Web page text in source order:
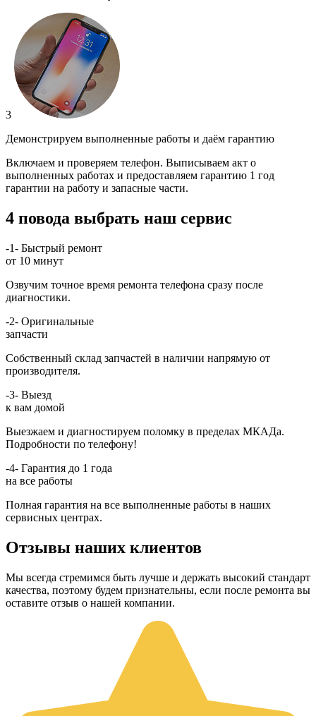
3
Демонстрируем выполненные работы и даём гарантию
Включаем и проверяем телефон. Выписываем акт о
выполненных работах и предоставляем гарантию 1 год
гарантии на работу и запасные части.
4 повода выбрать наш сервис
-1- Быстрый ремонт
от 10 минут
Озвучим точное время ремонта телефона сразу после
диагностики.
-2- Оригинальные
запчасти
Собственный склад запчастей в наличии напрямую от
производителя.
-3- Выезд
к вам домой
Выезжаем и диагностируем поломку в пределах МКАДа.
Подробности по телефону!
-4- Гарантия до 1 года
на все работы
Полная гарантия на все выполненные работы в наших
сервисных центрах.
Отзывы наших клиентов
Мы всегда стремимся быть лучше и держать высокий стандарт
качества, поэтому будем признательны, если после ремонта вы
оставите отзыв о нашей компании.